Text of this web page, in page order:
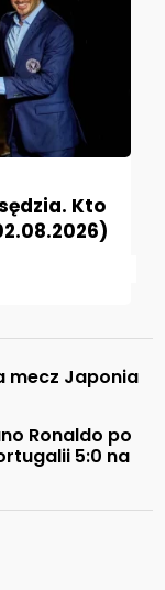
Kto
mecz Japonia
Ronaldo po
5:0 na